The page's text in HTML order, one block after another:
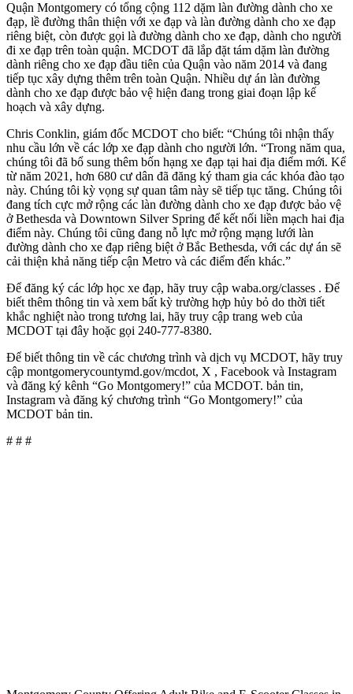
Quận Montgomery có tổng cộng 112 dặm làn đường dành cho xe
đạp, lề đường thân thiện với xe đạp và làn đường dành cho xe đạp
riêng biệt, còn được gọi là đường dành cho xe đạp, dành cho người
đi xe đạp trên toàn quận. MCDOT đã lắp đặt tám dặm làn đường
dành riêng cho xe đạp đầu tiên của Quận vào năm 2014 và đang
tiếp tục xây dựng thêm trên toàn Quận. Nhiều dự án làn đường
dành cho xe đạp được bảo vệ hiện đang trong giai đoạn lập kế
hoạch và xây dựng.
Chris Conklin, giám đốc MCDOT cho biết: “Chúng tôi nhận thấy
nhu cầu lớn về các lớp xe đạp dành cho người lớn. “Trong năm qua,
chúng tôi đã bổ sung thêm bốn hạng xe đạp tại hai địa điểm mới. Kể
từ năm 2021, hơn 680 cư dân đã đăng ký tham gia các khóa đào tạo
này. Chúng tôi kỳ vọng sự quan tâm này sẽ tiếp tục tăng. Chúng tôi
đang tích cực mở rộng các làn đường dành cho xe đạp được bảo vệ
ở Bethesda và Downtown Silver Spring để kết nối liền mạch hai địa
điểm này. Chúng tôi cũng đang nỗ lực mở rộng mạng lưới làn
đường dành cho xe đạp riêng biệt ở Bắc Bethesda, với các dự án sẽ
cải thiện khả năng tiếp cận Metro và các điểm đến khác.”
Để đăng ký các lớp học xe đạp, hãy truy cập waba.org/classes . Để
biết thêm thông tin và xem bất kỳ trường hợp hủy bỏ do thời tiết
khắc nghiệt nào trong tương lai, hãy truy cập trang web của
MCDOT tại đây hoặc gọi 240-777-8380.
Để biết thông tin về các chương trình và dịch vụ MCDOT, hãy truy
cập montgomerycountymd.gov/mcdot, X , Facebook và Instagram
và đăng ký kênh “Go Montgomery!” của MCDOT. bản tin,
Instagram và đăng ký chương trình “Go Montgomery!” của
MCDOT bản tin.
# # #